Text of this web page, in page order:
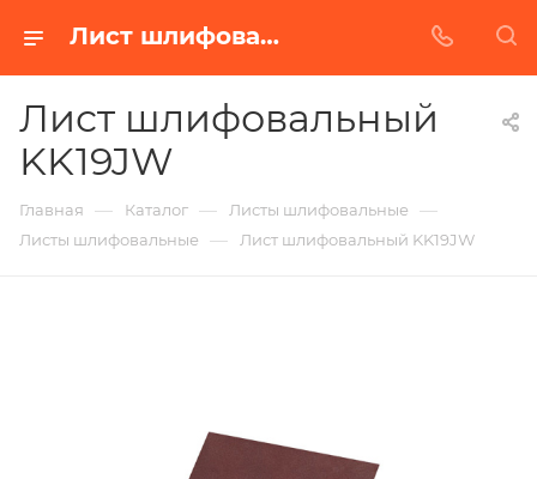
Лист шлифовальный KK19JW в Белгороде | Купить по недорогой цене от Абразивного Завода
Лист шлифовальный
KK19JW
Главная — Каталог — Листы шлифовальные —
Листы шлифовальные — Лист шлифовальный KK19JW